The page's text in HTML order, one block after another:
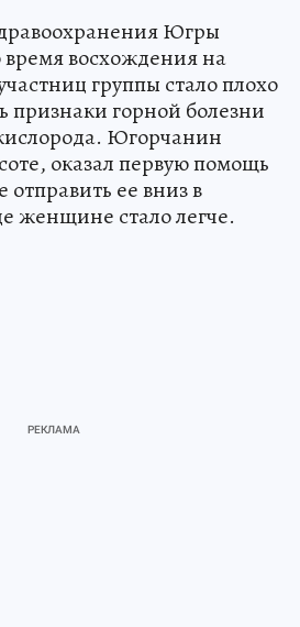
Югры
время восхождения на
группы стало плохо
признаки горной болезни
Югорчанин
оказал первую помощь
ее вниз в
женщине стало легче.